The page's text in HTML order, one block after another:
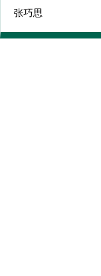
张巧思